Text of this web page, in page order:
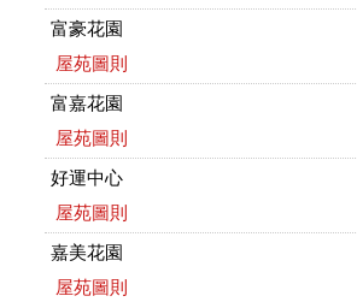
富豪花園
屋苑圖則
富嘉花園
屋苑圖則
好運中心
屋苑圖則
嘉美花園
屋苑圖則